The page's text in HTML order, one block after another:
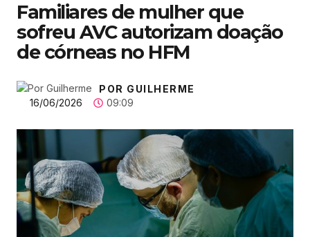
Familiares de mulher que
sofreu AVC autorizam doação
de córneas no HFM
POR GUILHERME
16/06/2026
09:09